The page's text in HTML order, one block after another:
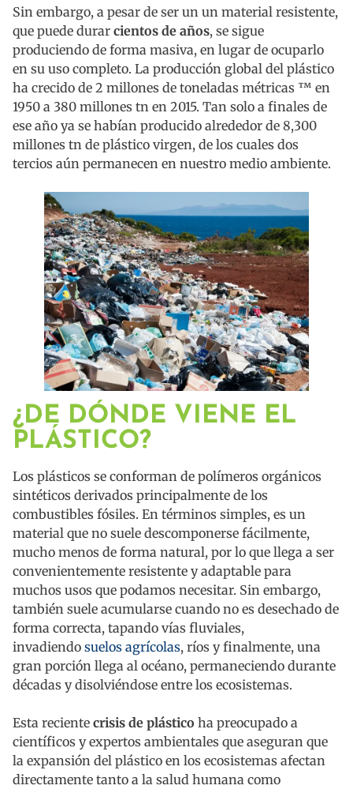
Sin embargo, a pesar de ser un un material resistente,
que puede durar cientos de años, se sigue
produciendo de forma masiva, en lugar de ocuparlo
en su uso completo. La producción global del plástico
ha crecido de 2 millones de toneladas métricas ™ en
1950 a 380 millones tn en 2015. Tan solo a finales de
ese año ya se habían producido alrededor de 8,300
millones tn de plástico virgen, de los cuales dos
tercios aún permanecen en nuestro medio ambiente.
¿DE DÓNDE VIENE EL
PLÁSTICO?
Los plásticos se conforman de polímeros orgánicos
sintéticos derivados principalmente de los
combustibles fósiles. En términos simples, es un
material que no suele descomponerse fácilmente,
mucho menos de forma natural, por lo que llega a ser
convenientemente resistente y adaptable para
muchos usos que podamos necesitar. Sin embargo,
también suele acumularse cuando no es desechado de
forma correcta, tapando vías fluviales,
invadiendo suelos agrícolas, ríos y finalmente, una
gran porción llega al océano, permaneciendo durante
décadas y disolviéndose entre los ecosistemas.
Esta reciente crisis de plástico ha preocupado a
científicos y expertos ambientales que aseguran que
la expansión del plástico en los ecosistemas afectan
directamente tanto a la salud humana como